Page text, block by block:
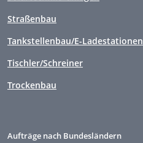
Straßenbau
Tankstellenbau/E-Ladestationen
Tischler/Schreiner
Trockenbau
Aufträge nach Bundesländern